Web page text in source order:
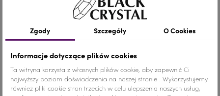
Szczegóły produktu
Kolor Zielony
Materiał Szkło
Zgody Szczegóły O Cookies
Informacje dotyczące plików cookies
Ta witryna korzysta z własnych plików cookie, aby zapewnić Ci
najwyższy poziom doświadczenia na naszej stronie . Wykorzystujemy
również pliki cookie stron trzecich w celu ulepszenia naszych usług,